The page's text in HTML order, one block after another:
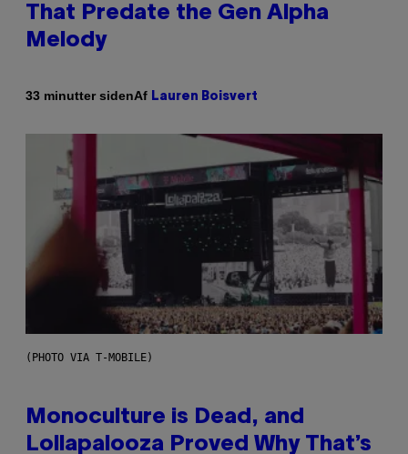
That Predate the Gen Alpha
Melody
33 minutter sidenAf Lauren Boisvert
(PHOTO VIA T-MOBILE)
Monoculture is Dead, and
Lollapalooza Proved Why That’s